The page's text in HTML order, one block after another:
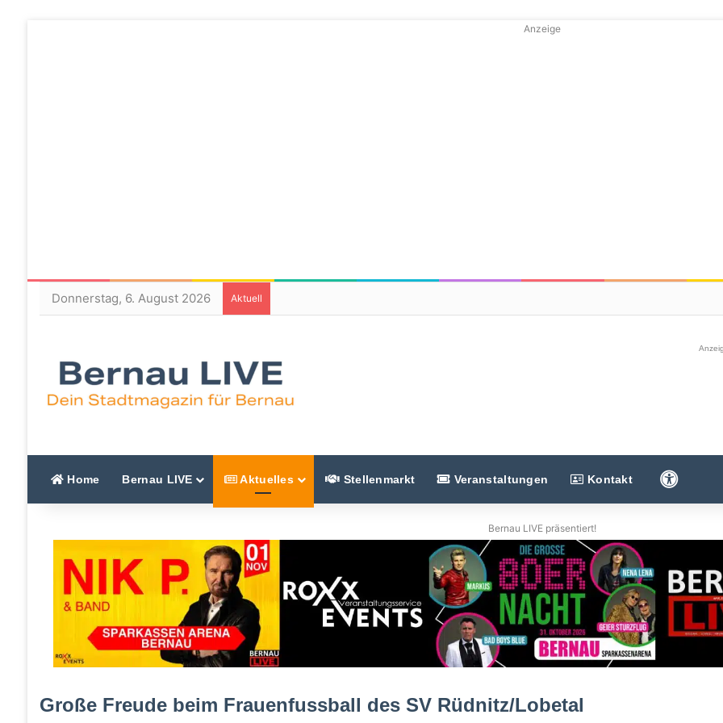
Anzeige
Donnerstag, 6. August 2026 Aktuell
Home Bernau LIVE Aktuelles Stellenmarkt Veranstaltungen Kontakt
Bernau LIVE präsentiert!
Große Freude beim Frauenfussball des SV Rüdnitz/Lobetal